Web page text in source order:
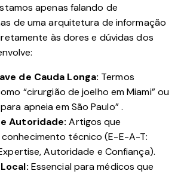
apenas falando de
de uma arquitetura de informação
às dores e dúvidas dos
de Cauda Longa: Termos
“cirurgião de joelho em Miami” ou
apneia em São Paulo” .
Autoridade: Artigos que
técnico (E-E-A-T:
Autoridade e Confiança).
Essencial para médicos que